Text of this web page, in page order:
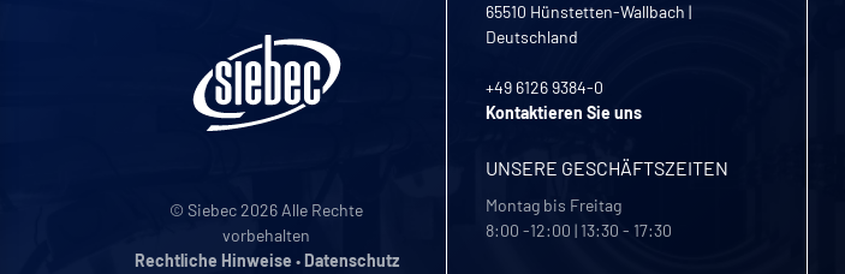
© Siebec 2026 Alle Rechte
vorbehalten
Rechtliche Hinweise •Datenschutz
65510 Hünstetten-Wallbach |
Deutschland
+49 6126 9384-0
Kontaktieren Sie uns
UNSERE GESCHÄFTSZEITEN
Montag bis Freitag
8:00 -12:00 | 13:30 - 17:30